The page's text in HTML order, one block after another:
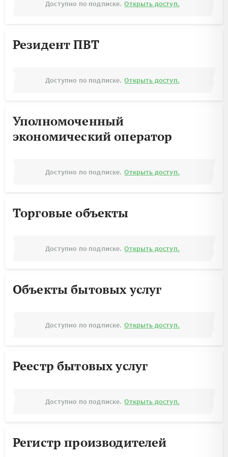
Доступно по подписке. Открыть доступ.
Резидент ПВТ
Доступно по подписке. Открыть доступ.
Уполномоченный
экономический оператор
Доступно по подписке. Открыть доступ.
Торговые объекты
Доступно по подписке. Открыть доступ.
Объекты бытовых услуг
Доступно по подписке. Открыть доступ.
Реестр бытовых услуг
Доступно по подписке. Открыть доступ.
Регистр производителей